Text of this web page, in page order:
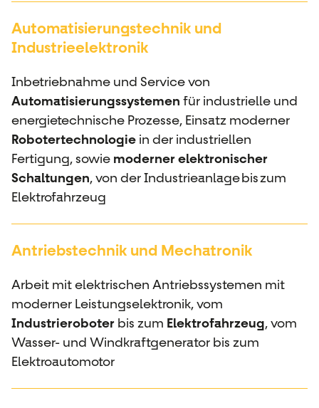
Automatisierungstechnik und
Industrieelektronik
Inbetriebnahme und Service von
Automatisierungssystemen für industrielle und
energietechnische Prozesse, Einsatz moderner
Robotertechnologie in der industriellen
Fertigung, sowie moderner elektronischer
Schaltungen, von der Industrieanlage bis zum
Elektrofahrzeug
Antriebstechnik und Mechatronik
Arbeit mit elektrischen Antriebssystemen mit
moderner Leistungselektronik, vom
Industrieroboter bis zum Elektrofahrzeug, vom
Wasser- und Windkraftgenerator bis zum
Elektroautomotor